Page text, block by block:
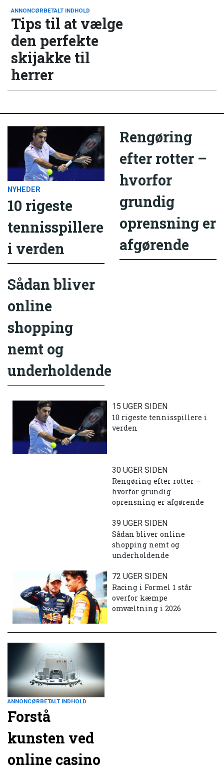
ANNONCØRBETALT INDHOLD
Tips til at vælge
den perfekte
skijakke til
herrer
NYHEDER
10 rigeste
tennisspillere
i verden
Rengøring
efter rotter –
hvorfor
grundig
oprensning er
afgørende
Sådan bliver
online
shopping
nemt og
underholdende
15 UGER SIDEN
10 rigeste tennisspillere i
verden
30 UGER SIDEN
Rengøring efter rotter –
hvorfor grundig
oprensning er afgørende
39 UGER SIDEN
Sådan bliver online
shopping nemt og
underholdende
72 UGER SIDEN
Racing i Formel 1 står
overfor kæmpe
omvæltning i 2026
ANNONCØRBETALT INDHOLD
Forstå
kunsten ved
online casino